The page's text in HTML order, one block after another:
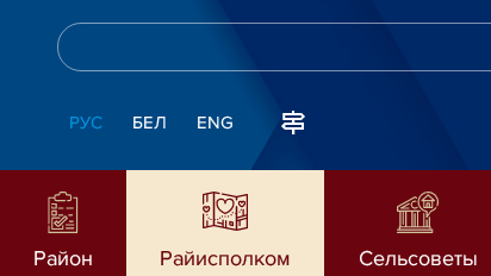
РУС БЕЛ ENG
Район Райисполком Сельсоветы